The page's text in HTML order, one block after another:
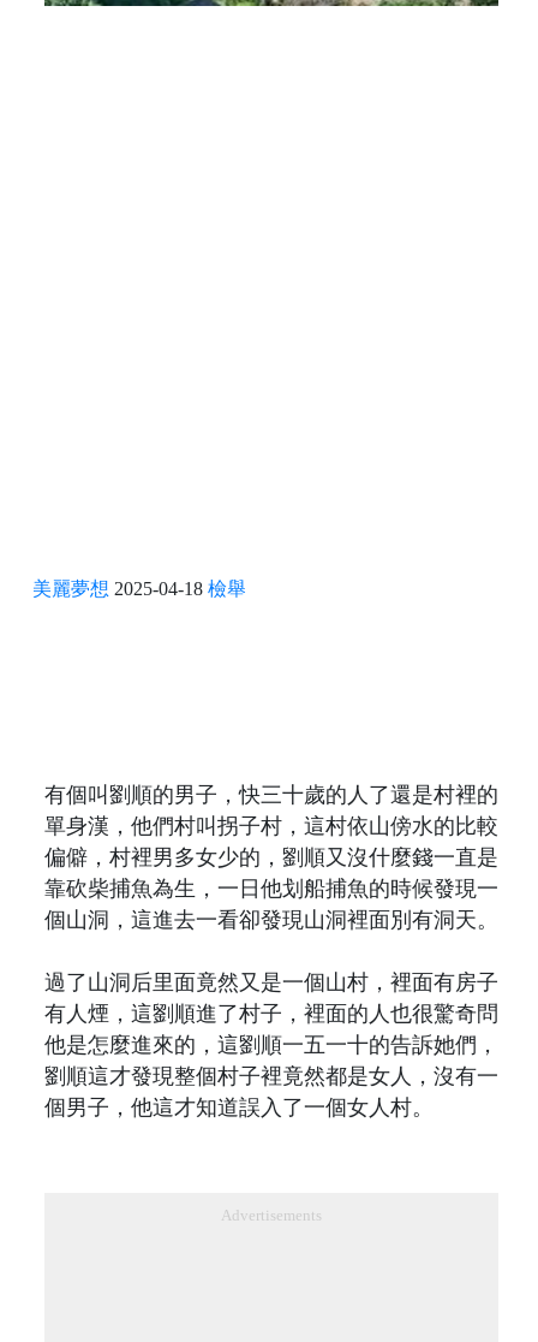
美麗夢想 2025-04-18 檢舉
有個叫劉順的男子，快三十歲的人了還是村裡的
單身漢，他們村叫拐子村，這村依山傍水的比較
偏僻，村裡男多女少的，劉順又沒什麼錢一直是
靠砍柴捕魚為生，一日他划船捕魚的時候發現一
個山洞，這進去一看卻發現山洞裡面別有洞天。
過了山洞后里面竟然又是一個山村，裡面有房子
有人煙，這劉順進了村子，裡面的人也很驚奇問
他是怎麼進來的，這劉順一五一十的告訴她們，
劉順這才發現整個村子裡竟然都是女人，沒有一
個男子，他這才知道誤入了一個女人村。
Advertisements